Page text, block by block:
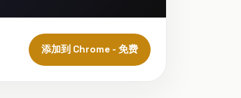
添加到 Chrome - 免费